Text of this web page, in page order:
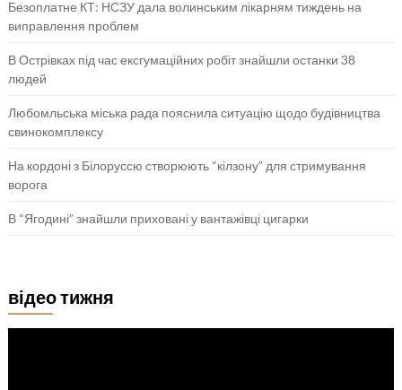
Безоплатне КТ: НСЗУ дала волинським лікарням тиждень на
виправлення проблем
В Острівках під час ексгумаційних робіт знайшли останки 38
людей
Любомльська міська рада пояснила ситуацію щодо будівництва
свинокомплексу
На кордоні з Білоруссю створюють “кілзону” для стримування
ворога
В “Ягодині” знайшли приховані у вантажівці цигарки
відео тижня